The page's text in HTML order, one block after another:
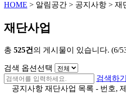
HOME > 알림공간 > 공지사항 > 재
재단사업
총 525건 의 게시물이 있습니다. (6/
검색 옵션선택
검색하기
공지사항 재단사업 목록 - 번호,